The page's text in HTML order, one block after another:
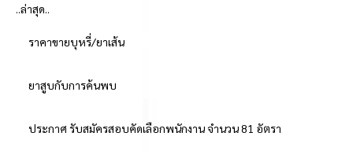
..ล่าสุด..
ราคาขายบุหรี่/ยาเส้น
ยาสูบกับการค้นพบ
ประกาศ รับสมัครสอบคัดเลือกพนักงาน จำนวน 81 อัตรา